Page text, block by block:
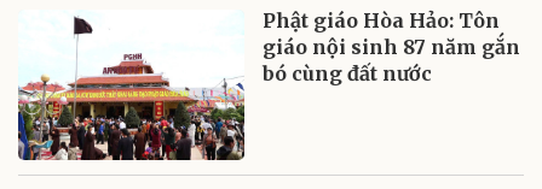
Phật giáo Hòa Hảo: Tôn
giáo nội sinh 87 năm gắn
bó cùng đất nước